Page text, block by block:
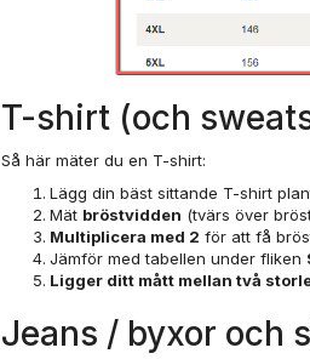
T-shirt (och
Så här mäter du en T-shirt:
Lägg din bäst sittande T-shirt
Mät bröstvidden (tvärs över
Multiplicera med 2 för att få
Jämför med tabellen under fliken
Ligger ditt mått mellan två
Jeans / byxor och